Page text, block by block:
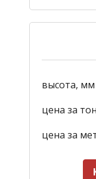
высота, мм
цена за
цена за